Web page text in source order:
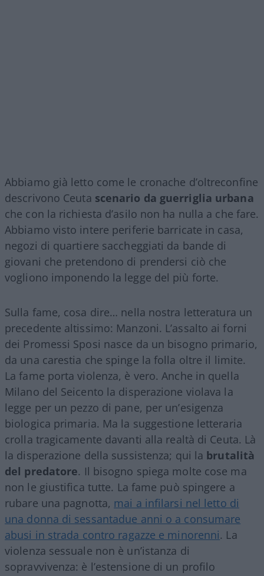
Abbiamo già letto come le cronache d’oltreconfine
descrivono Ceuta scenario da guerriglia urbana
che con la richiesta d’asilo non ha nulla a che fare.
Abbiamo visto intere periferie barricate in casa,
negozi di quartiere saccheggiati da bande di
giovani che pretendono di prendersi ciò che
vogliono imponendo la legge del più forte.
Sulla fame, cosa dire… nella nostra letteratura un
precedente altissimo: Manzoni. L’assalto ai forni
dei Promessi Sposi nasce da un bisogno primario,
da una carestia che spinge la folla oltre il limite.
La fame porta violenza, è vero. Anche in quella
Milano del Seicento la disperazione violava la
legge per un pezzo di pane, per un’esigenza
biologica primaria. Ma la suggestione letteraria
crolla tragicamente davanti alla realtà di Ceuta. Là
la disperazione della sussistenza; qui la brutalità
del predatore. Il bisogno spiega molte cose ma
non le giustifica tutte. La fame può spingere a
rubare una pagnotta, mai a infilarsi nel letto di
una donna di sessantadue anni o a consumare
abusi in strada contro ragazze e minorenni. La
violenza sessuale non è un’istanza di
sopravvivenza: è l’estensione di un profilo